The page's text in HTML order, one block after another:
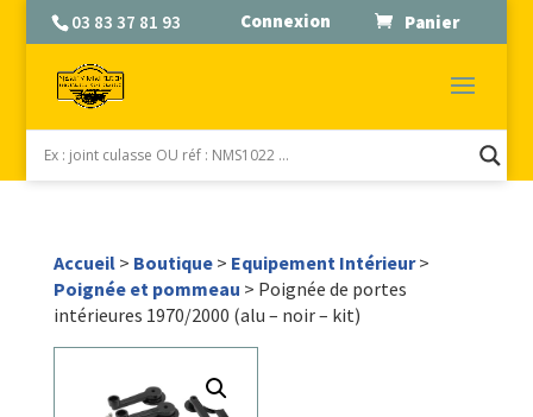
03 83 37 81 93 Connexion Panier
Accueil> Boutique> Equipement Intérieur>
Poignée et pommeau > Poignée de portes
intérieures 1970/2000 (alu – noir – kit)